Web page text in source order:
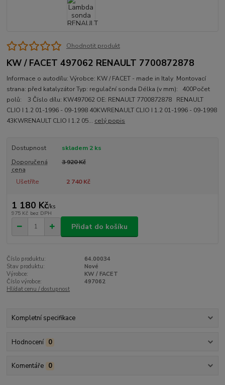
Ohodnotit produkt
KW / FACET 497062 RENAULT 7700872878
Informace o autodílu: Výrobce: KW / FACET - made in Italy Montovací
strana: před katalyzátor Typ: regulační sonda Délka (v mm): 400Počet
polů: 3 Číslo dílu: KW497062 OE: RENAULT 7700872878 RENAULT
CLIO I 1.2 01-1996 - 09-1998 40KWRENAULT CLIO I 1.2 01-1996 - 09-1998
43KWRENAULT CLIO I 1.2 05... celý popis
Dostupnost
skladem 2 ks
Doporučená
cena
3 920 Kč
Ušetříte 2 740 Kč
1 180 Kč/ks
975 Kč bez DPH
Přidat do košíku
Číslo produktu:
64.00034
Stav produktu:
Nové
Výrobce:
KW / FACET
Číslo výrobce:
497062
Hlídat cenu / dostupnost
Kompletní specifikace
Hodnocení 0
Komentáře 0